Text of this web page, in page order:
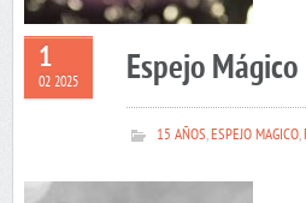
1
02 2025 Espejo
15 AÑOS,ESPEJO MAGICO,